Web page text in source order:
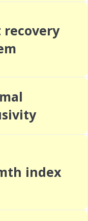
recovery
index